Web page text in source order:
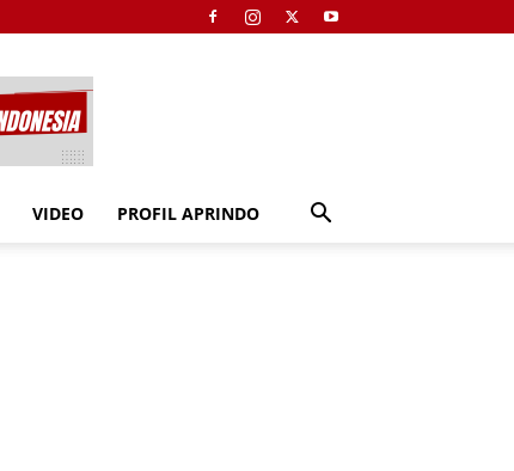
VIDEO PROFIL APRINDO